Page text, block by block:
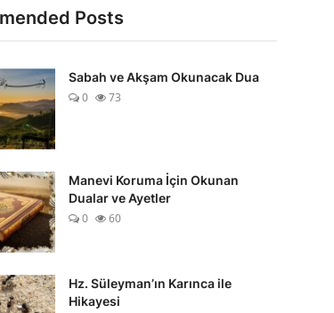
Posts
Sabah ve Akşam Okunacak Dua
0
73
Manevi Koruma İçin Okunan
Dualar ve Ayetler
0
60
Hz. Süleyman’ın Karınca ile
Hikayesi